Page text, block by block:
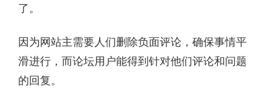
了。
因为网站主需要人们删除负面评论，确保事情平
滑进行，而论坛用户能得到针对他们评论和问题
的回复。